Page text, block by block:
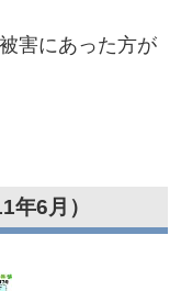
害にあった方が
6月）